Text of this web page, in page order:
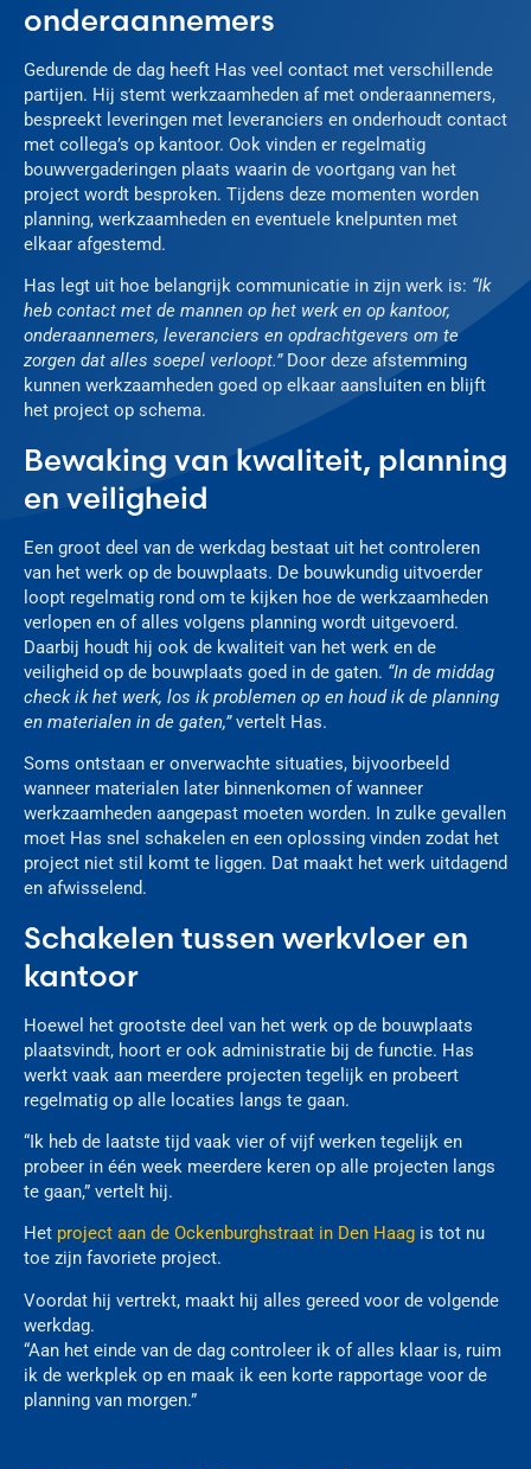
onderaannemers
Gedurende de dag heeft Has veel contact met verschillende
partijen. Hij stemt werkzaamheden af met onderaannemers,
bespreekt leveringen met leveranciers en onderhoudt contact
met collega’s op kantoor. Ook vinden er regelmatig
bouwvergaderingen plaats waarin de voortgang van het
project wordt besproken. Tijdens deze momenten worden
planning, werkzaamheden en eventuele knelpunten met
elkaar afgestemd.
Has legt uit hoe belangrijk communicatie in zijn werk is: “Ik
heb contact met de mannen op het werk en op kantoor,
onderaannemers, leveranciers en opdrachtgevers om te
zorgen dat alles soepel verloopt.”Door deze afstemming
kunnen werkzaamheden goed op elkaar aansluiten en blijft
het project op schema.
Bewaking van kwaliteit, planning
en veiligheid
Een groot deel van de werkdag bestaat uit het controleren
van het werk op de bouwplaats. De bouwkundig uitvoerder
loopt regelmatig rond om te kijken hoe de werkzaamheden
verlopen en of alles volgens planning wordt uitgevoerd.
Daarbij houdt hij ook de kwaliteit van het werk en de
veiligheid op de bouwplaats goed in de gaten. “In de middag
check ik het werk, los ik problemen op en houd ik de planning
en materialen in de gaten,”vertelt Has.
Soms ontstaan er onverwachte situaties, bijvoorbeeld
wanneer materialen later binnenkomen of wanneer
werkzaamheden aangepast moeten worden. In zulke gevallen
moet Has snel schakelen en een oplossing vinden zodat het
project niet stil komt te liggen. Dat maakt het werk uitdagend
en afwisselend.
Schakelen tussen werkvloer en
kantoor
Hoewel het grootste deel van het werk op de bouwplaats
plaatsvindt, hoort er ook administratie bij de functie. Has
werkt vaak aan meerdere projecten tegelijk en probeert
regelmatig op alle locaties langs te gaan.
“Ik heb de laatste tijd vaak vier of vijf werken tegelijk en
probeer in één week meerdere keren op alle projecten langs
te gaan,” vertelt hij.
Het project aan de Ockenburghstraat in Den Haag is tot nu
toe zijn favoriete project.
Voordat hij vertrekt, maakt hij alles gereed voor de volgende
werkdag.
“Aan het einde van de dag controleer ik of alles klaar is, ruim
ik de werkplek op en maak ik een korte rapportage voor de
planning van morgen.”